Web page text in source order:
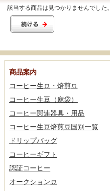
該当する商品は見つかりませんでした。
商品案内
コーヒー生豆・焙煎豆
コーヒー生豆（麻袋）
コーヒー関連器具・用品
コーヒー生豆焙煎豆国別一覧
ドリップバッグ
コーヒーギフト
認証コーヒー
オークション豆